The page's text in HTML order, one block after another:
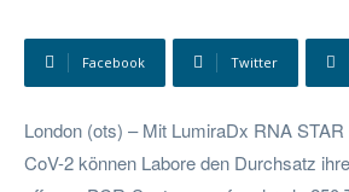
Facebook Twitter
London (ots) – Mit LumiraDx RNA
CoV-2 können Labore den Durchsatz